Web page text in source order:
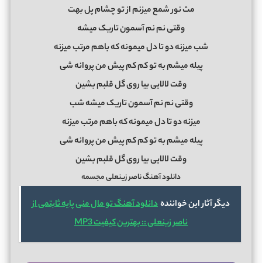
مث نور شمع میزنم از تو چشام پل بهت
وقتی نم نم آسمون تاریک میشه
شب میزنه دو تا دل میمونه که باهم مرتب میزنه
پیله میشم به تو کم کم پیش من پروانه شی
وقت لالایی بیا روی گل قلبم بشین
وقتی نم نم آسمون تاریک میشه شب
میزنه دو تا دل میمونه که باهم مرتب میزنه
پیله میشم به تو کم کم پیش من پروانه شی
وقت لالایی بیا روی گل قلبم بشین
دانلود آهنگ ناصر زینعلی مجسمه
دیگر آثار این خوانندهدانلود آهنگ تو مال منی پایه ثابتمی از
ناصر زینعلی :: بهترین کیفیت MP3